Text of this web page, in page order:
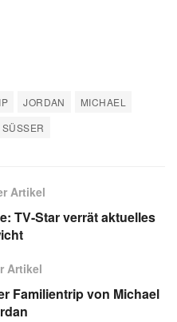
JORDAN
MICHAEL
SÜSSER
Artikel
TV-Star verrät aktuelles
Artikel
Familientrip von Michael